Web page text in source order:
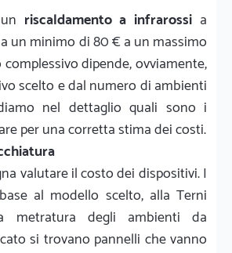
riscaldamento a infrarossi a
un minimo di 80 € a un massimo
dipende, ovviamente,
scelto e dal numero di ambienti
nel dettaglio quali sono i
per una corretta stima dei costi.
valutare il costo dei dispositivi. I
al modello scelto, alla Terni
metratura degli ambienti da
si trovano pannelli che vanno